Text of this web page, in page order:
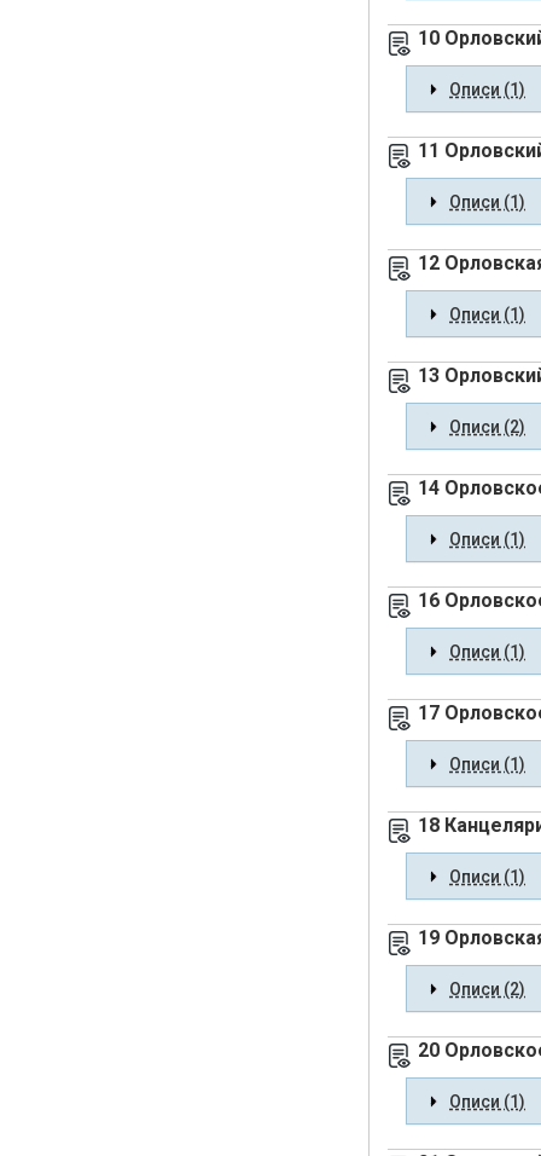
10
Описи (1)
11
Описи (1)
12
Описи (1)
13
Описи (2)
14
Описи (1)
16
Описи (1)
17
Описи (1)
18
Описи (1)
19
Описи (2)
20
Описи (1)